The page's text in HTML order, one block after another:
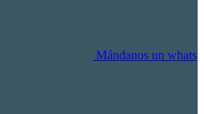
Mándanos un whats